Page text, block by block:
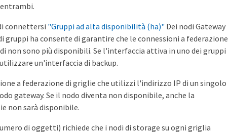
connettersi "Gruppi ad alta disponibilità (ha)" Dei nodi Gateway
gruppi ha consente di garantire che le connessioni a federazione
non sono più disponibili. Se l'interfaccia attiva in uno dei gruppi
un'interfaccia di backup.
a federazione di griglie che utilizzi l'indirizzo IP di un singolo
gateway. Se il nodo diventa non disponibile, anche la
non sarà disponibile.
di oggetti) richiede che i nodi di storage su ogni griglia